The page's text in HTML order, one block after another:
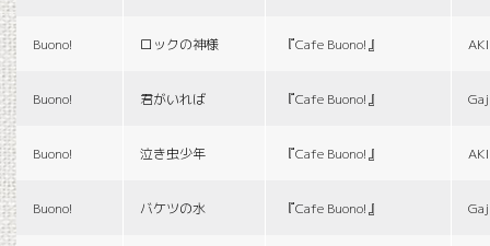
Buono! ロックの神様 『Cafe Buono!』
Buono! 君がいれば 『Cafe Buono!』
Buono! 泣き虫少年 『Cafe Buono!』
Buono! バケツの水 『Cafe Buono!』